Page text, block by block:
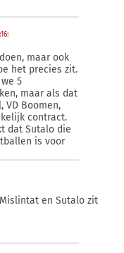
:
maar ook
het precies zit.
5
maar als dat
VD Boomen,
contract.
dat Sutalo die
is voor
en Sutalo zit